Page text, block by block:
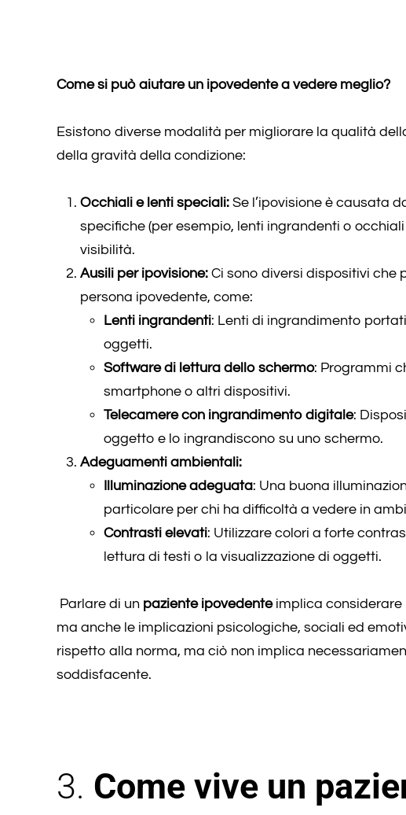
Come si può aiutare un ipovedente a vedere meglio?
Esistono diverse modalità per migliorare la qualità
della gravità della condizione:
Occhiali e lenti speciali: Se l’ipovisione è causata
specifiche (per esempio, lenti ingrandenti o
visibilità.
Ausili per ipovisione: Ci sono diversi dispositivi che
persona ipovedente, come:
Lenti ingrandenti: Lenti di ingrandimento
oggetti.
Software di lettura dello schermo: Programmi
smartphone o altri dispositivi.
Telecamere con ingrandimento digitale:
oggetto e lo ingrandiscono su uno schermo.
Adeguamenti ambientali:
Illuminazione adeguata: Una buona
particolare per chi ha difficoltà a vedere in
Contrasti elevati: Utilizzare colori a forte
lettura di testi o la visualizzazione di oggetti.
Parlare di un paziente ipovedenteimplica considerare
ma anche le implicazioni psicologiche, sociali ed
rispetto alla norma, ma ciò non implica
soddisfacente.
3. Come vive un